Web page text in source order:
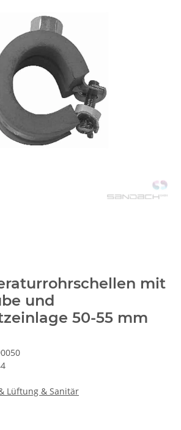
mit
und
50-55 mm
Lüftung & Sanitär